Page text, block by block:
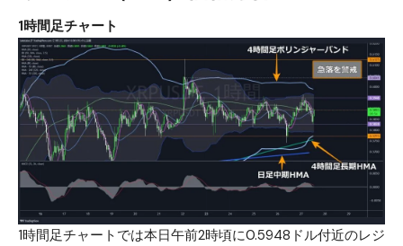
1時間足チャート
1時間足チャートでは本日午前2時頃に0.5948ドル付近のレジ